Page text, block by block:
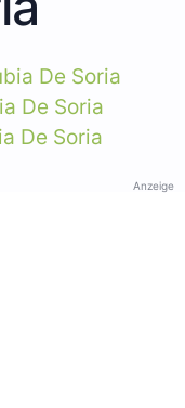
De Soria
De Soria
De Soria
Anzeige